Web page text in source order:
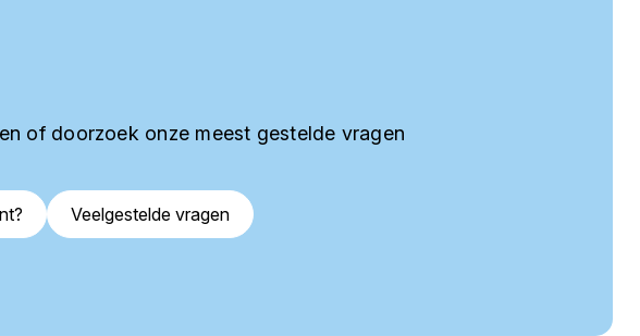
of doorzoek onze meest gestelde vragen
Veelgestelde vragen